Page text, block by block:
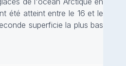
été atteint entre le 16 et le
superficie la plus bas